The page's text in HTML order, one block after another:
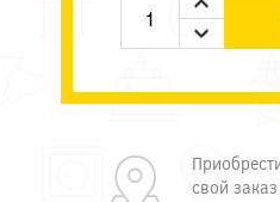
свой